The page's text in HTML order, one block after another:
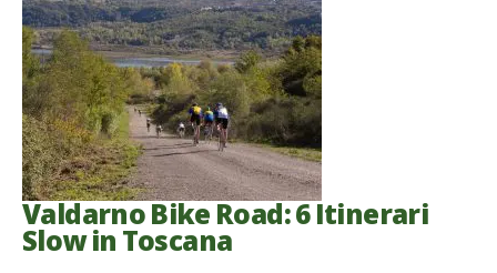
Italiano
Valdarno Bike Road: 6 Itinerari
Slow in Toscana